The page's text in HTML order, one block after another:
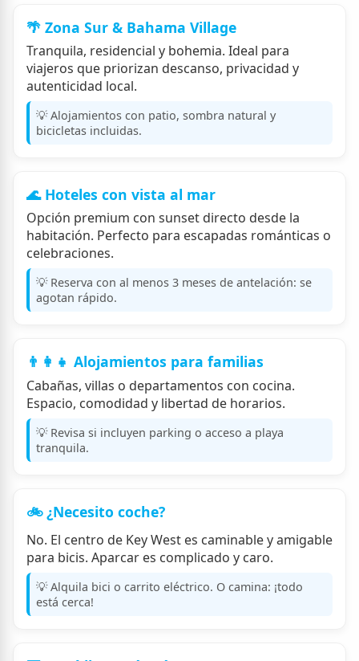
🌴 Zona Sur & Bahama Village
Tranquila, residencial y bohemia. Ideal para
viajeros que priorizan descanso, privacidad y
autenticidad local.
💡 Alojamientos con patio, sombra natural y
bicicletas incluidas.
🌊 Hoteles con vista al mar
Opción premium con sunset directo desde la
habitación. Perfecto para escapadas románticas o
celebraciones.
💡 Reserva con al menos 3 meses de antelación: se
agotan rápido.
👨‍👩‍👧 Alojamientos para familias
Cabañas, villas o departamentos con cocina.
Espacio, comodidad y libertad de horarios.
💡 Revisa si incluyen parking o acceso a playa
tranquila.
🚲 ¿Necesito coche?
No. El centro de Key West es caminable y amigable
para bicis. Aparcar es complicado y caro.
💡 Alquila bici o carrito eléctrico. O camina: ¡todo
está cerca!